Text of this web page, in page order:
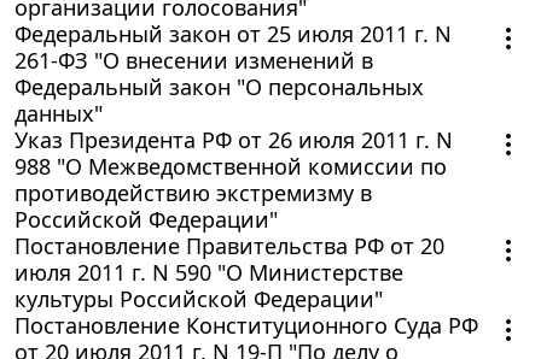
организации голосования"
Федеральный закон от 25 июля 2011 г. N
261-ФЗ "О внесении изменений в
Федеральный закон "О персональных
данных"
Указ Президента РФ от 26 июля 2011 г. N
988 "О Межведомственной комиссии по
противодействию экстремизму в
Российской Федерации"
Постановление Правительства РФ от 20
июля 2011 г. N 590 "О Министерстве
культуры Российской Федерации"
Постановление Конституционного Суда РФ
от 20 июля 2011 г. N 19-П "По делу о